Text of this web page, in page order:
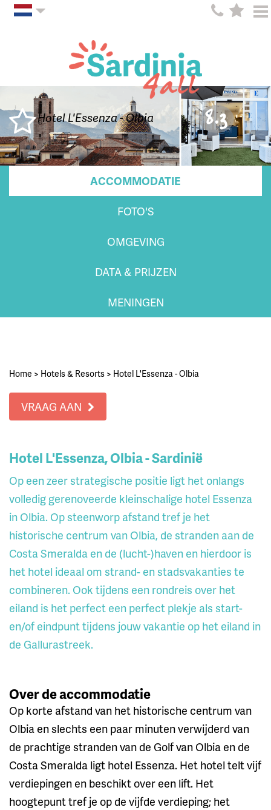
Hotel L'Essenza - Olbia 8.3
ACCOMMODATIE
FOTO'S
OMGEVING
DATA & PRIJZEN
MENINGEN
Home > Hotels & Resorts > Hotel L'Essenza - Olbia
VRAAG AAN
Hotel L'Essenza, Olbia - Sardinië
Op een zeer strategische positie ligt het onlangs
volledig gerenoveerde kleinschalige hotel Essenza
in Olbia. Op steenworp afstand tref je het
historische centrum van Olbia, de stranden aan de
Costa Smeralda en de (lucht-)haven en hierdoor is
het hotel ideaal om strand- en stadsvakanties te
combineren. Ook tijdens een rondreis over het
eiland is het perfect een perfect plekje als start-
en/of eindpunt tijdens jouw vakantie op het eiland in
de Gallurastreek.
Over de accommodatie
Op korte afstand van het historische centrum van
Olbia en slechts een paar minuten verwijderd van
de prachtige stranden van de Golf van Olbia en de
Costa Smeralda ligt hotel Essenza. Het hotel telt vijf
verdiepingen en beschikt over een lift. Het
hoogtepunt tref je op de vijfde verdieping; het